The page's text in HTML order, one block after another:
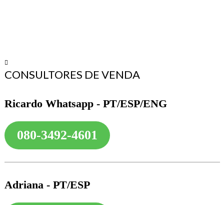
CONSULTORES DE VENDA
Ricardo Whatsapp - PT/ESP/ENG
080-3492-4601
Adriana - PT/ESP